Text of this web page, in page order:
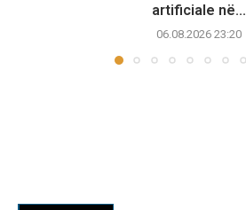
artificiale në...
06.08.2026 23:20